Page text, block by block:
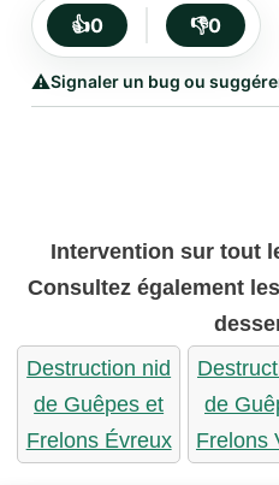
👍0 👎0
⚠️Signaler un bug ou
Intervention sur tout
Consultez également
Destruction nid
de Guêpes et
Frelons Évreux
de
Frelons